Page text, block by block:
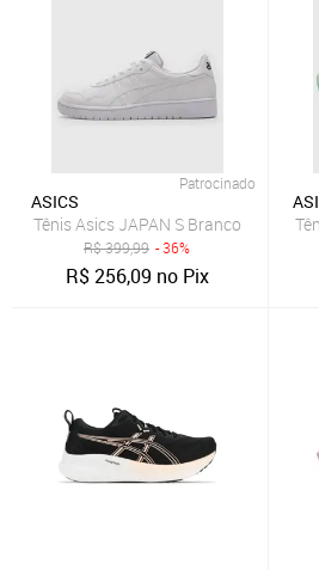
Patrocinado
ASICS
Tênis Asics JAPAN S Branco
R$399,99 - 36%
R$256,09 no Pix